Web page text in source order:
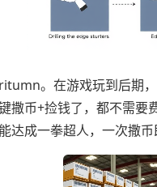
。在游戏玩到后期
撒币+捡钱了，都不需
成一拳超人，一次撒币